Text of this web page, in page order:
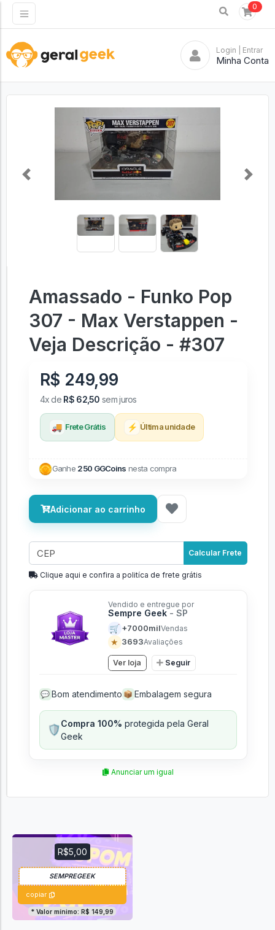
0
Login | Entrar
Minha Conta
Previous Next
Amassado - Funko Pop
307 - Max Verstappen -
Veja Descrição - #307
R$ 249,99
4x de R$ 62,50 sem juros
🚚 Frete Grátis ⚡ Última unidade
Ganhe 250 GGCoins nesta compra
Adicionar ao carrinho
Calcular Frete
Clique aqui e confira a politíca de frete grátis
Vendido e entregue por
Sempre Geek - SP
🛒 +7000milVendas
★ 3693Avaliações
Ver loja Seguir
💬 Bom atendimento 📦 Embalagem segura
🛡️Compra 100% protegida pela Geral
Geek
Anunciar um igual
R$5,00
copiar
* Valor mínimo: R$ 149,99